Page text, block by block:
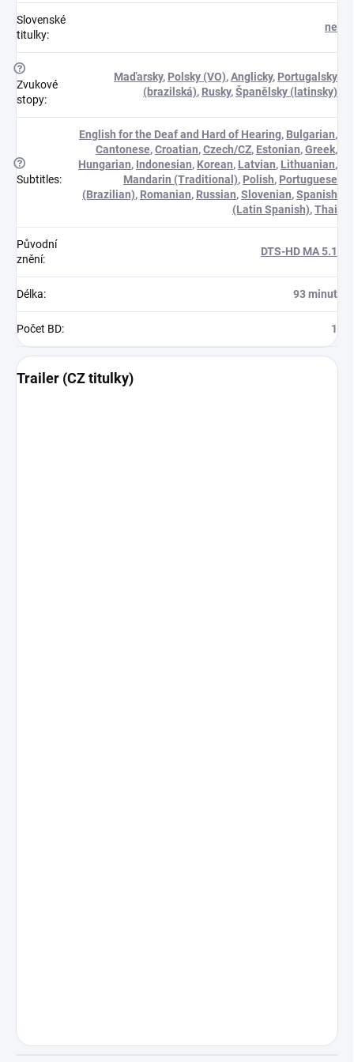
Slovenské
titulky:
ne
?
Zvukové
stopy:
Maďarsky, Polsky (VO),Anglicky, Portugalsky
(brazilská), Rusky,Španělsky (latinsky)
?
Subtitles:
English for the Deaf and Hard of Hearing, Bulgarian,
Cantonese,Croatian,Czech/CZ, Estonian,Greek,
Hungarian, Indonesian, Korean, Latvian, Lithuanian,
Mandarin (Traditional), Polish, Portuguese
(Brazilian), Romanian, Russian,Slovenian,Spanish
(Latin Spanish),Thai
Původní
znění:
DTS-HD MA 5.1
Délka: 93 minut
Počet BD: 1
Trailer (CZ titulky)